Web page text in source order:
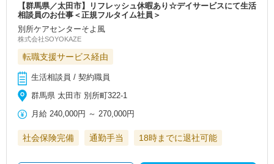
【群馬県／太田市】リフレッシュ休暇あり☆デイサービスにて生活
相談員のお仕事＜正規フルタイム社員＞
別所ケアセンターそよ風
株式会社SOYOKAZE
転職支援サービス経由
生活相談員 / 契約職員
群馬県 太田市 別所町322-1
月給 240,000円 ～ 270,000円
社会保険完備 通勤手当 18時までに退社可能